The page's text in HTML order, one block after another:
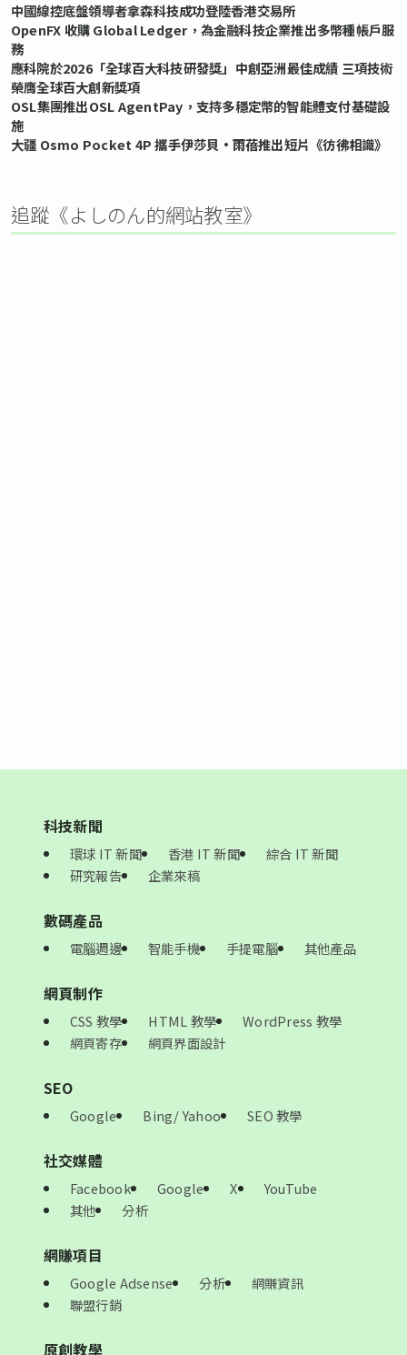
中國線控底盤領導者拿森科技成功登陸香港交易所
OpenFX 收購 Global Ledger，為金融科技企業推出多幣種帳戶服
務
應科院於2026「全球百大科技研發獎」中創亞洲最佳成績 三項技術
榮膺全球百大創新獎項
OSL集團推出OSL AgentPay，支持多穩定幣的智能體支付基礎設
施
大疆 Osmo Pocket 4P 攜手伊莎貝•雨蓓推出短片《彷彿相識》
追蹤《よしのん的網站教室》
科技新聞
環球 IT 新聞 香港 IT 新聞
綜合 IT 新聞
研究報告
企業來稿
數碼產品
電腦週邊 智能手機 手提電腦 其他產品
網頁制作
CSS 教學 HTML 教學
WordPress 教學
網頁寄存
網頁界面設計
SEO
Google Bing/ Yahoo SEO 教學
社交媒體
Facebook Google X
YouTube
其他
分析
網賺項目
Google Adsense 分析
網賺資訊
聯盟行銷
原創教學